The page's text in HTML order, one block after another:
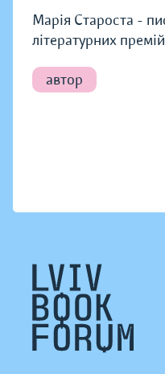
Марія Староста -
літературних премій
автор